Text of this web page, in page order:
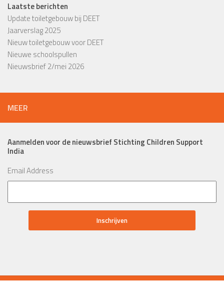
Laatste berichten
Update toiletgebouw bij DEET
Jaarverslag 2025
Nieuw toiletgebouw voor DEET
Nieuwe schoolspullen
Nieuwsbrief 2/mei 2026
MEER
Aanmelden voor de nieuwsbrief Stichting Children Support
India
Email Address